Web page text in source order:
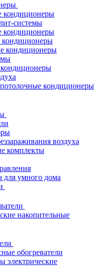
кондиционеры
системы
кондиционеры
кондиционеры
кондиционеры
кондиционеры
воздуха
комплекты
для умного дома
накопительные
обогреватели
электрические